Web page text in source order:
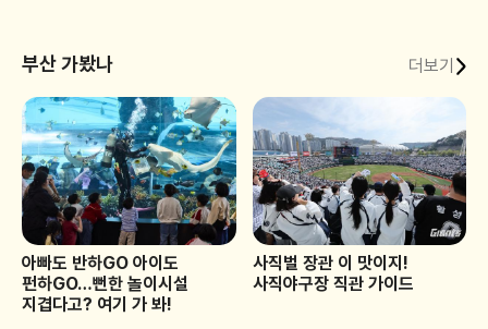
부산 가봤나 더보기
아빠도 반하GO 아이도
펀하GO…뻔한 놀이시설
지겹다고? 여기 가 봐!
사직벌 장관 이 맛이지!
사직야구장 직관 가이드